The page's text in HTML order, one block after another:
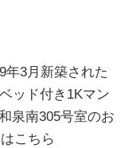
年3月新築された
ッド付き1Kマン
泉南305号室のお
こちら